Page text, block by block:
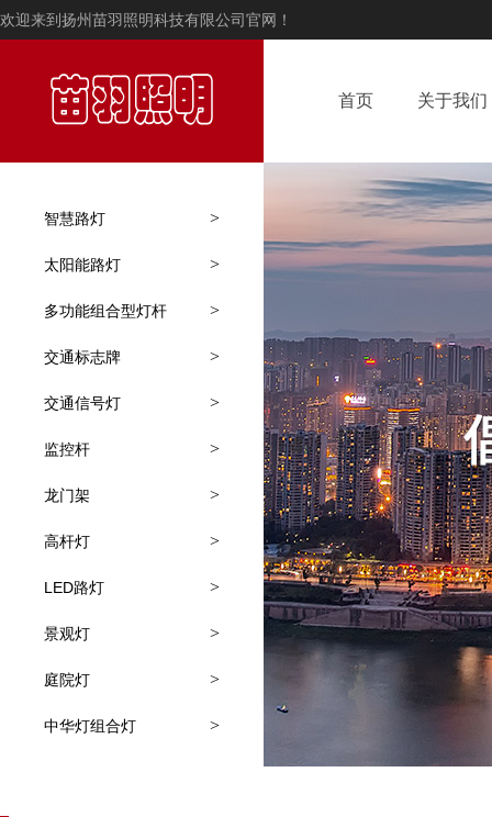
欢迎来到扬州苗羽照明科技有限公司官网！
智慧路灯 >
太阳能路灯 >
多功能组合型灯杆 >
交通标志牌 >
交通信号灯 >
监控杆 >
龙门架 >
高杆灯 >
LED路灯 >
景观灯 >
庭院灯 >
中华灯组合灯 >
首页 关于我们